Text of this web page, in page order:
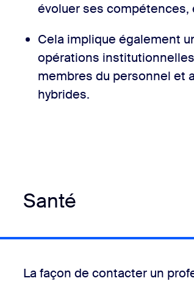
évoluer ses compétences,
Cela implique également
opérations
membres du personnel et
hybrides.
Santé
La façon de contacter un